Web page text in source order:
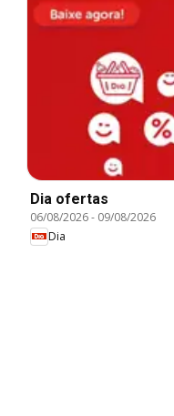
Dia ofertas
06/08/2026- 09/08/2026
Dia